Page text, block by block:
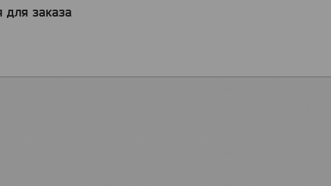
заказа